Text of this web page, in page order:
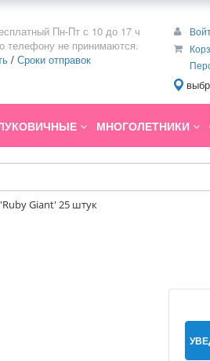
Пн-Пт с 10 до 17 ч
телефону не принимаются.
/ Сроки отправок
МНОГОЛЕТНИКИ
Giant' 25 штук